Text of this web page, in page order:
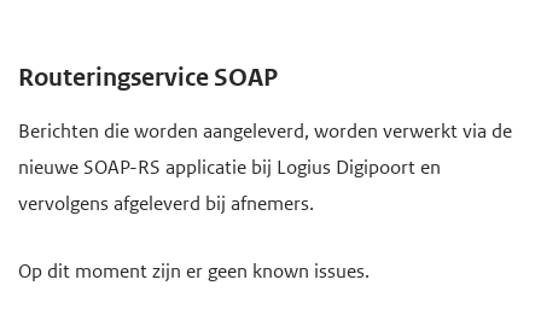
Routeringservice SOAP
Berichten die worden aangeleverd, worden verwerkt via de
nieuwe SOAP-RS applicatie bij Logius Digipoort en
vervolgens afgeleverd bij afnemers.
Op dit moment zijn er geen known issues.